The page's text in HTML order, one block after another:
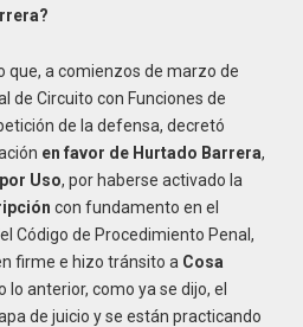
que, a comienzos de marzo de
de Circuito con Funciones de
de la defensa, decretó
en favor de Hurtado Barrera,
Uso, por haberse activado la
con fundamento en el
Código de Procedimiento Penal,
firme e hizo tránsito a Cosa
lo anterior, como ya se dijo, el
de juicio y se están practicando